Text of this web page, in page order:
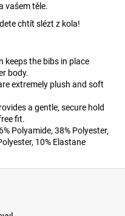
vašem těle.
chtít slézt z kola!
keeps the bibs in place
body.
extremely plush and soft
a gentle, secure hold
fit.
Polyamide, 38% Polyester,
10% Elastane